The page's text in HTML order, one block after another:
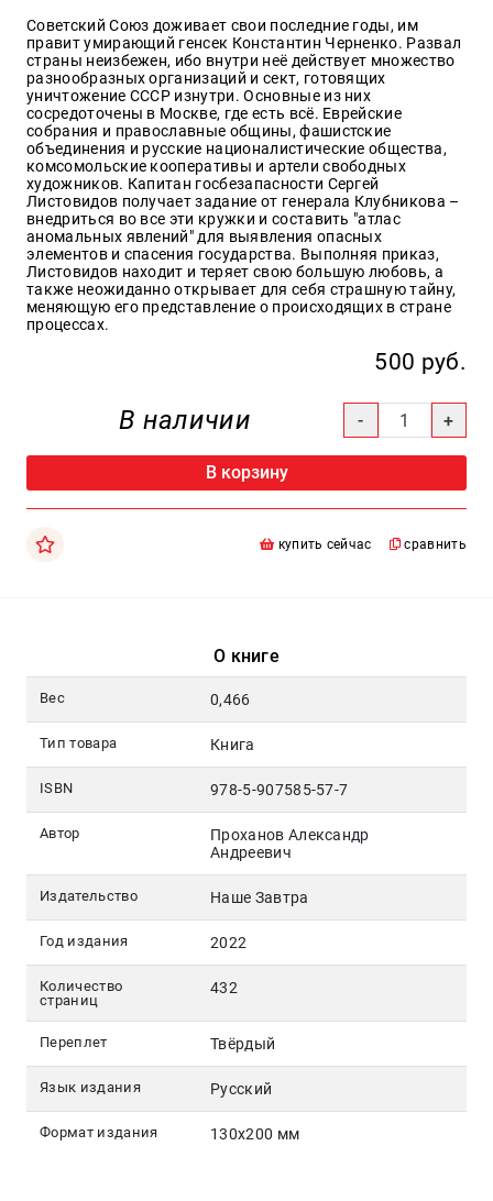
Советский Союз доживает свои последние годы, им
правит умирающий генсек Константин Черненко. Развал
страны неизбежен, ибо внутри неё действует множество
разнообразных организаций и сект, готовящих
уничтожение СССР изнутри. Основные из них
сосредоточены в Москве, где есть всё. Еврейские
собрания и православные общины, фашистские
объединения и русские националистические общества,
комсомольские кооперативы и артели свободных
художников. Капитан госбезапасности Сергей
Листовидов получает задание от генерала Клубникова –
внедриться во все эти кружки и составить "атлас
аномальных явлений" для выявления опасных
элементов и спасения государства. Выполняя приказ,
Листовидов находит и теряет свою большую любовь, а
также неожиданно открывает для себя страшную тайну,
меняющую его представление о происходящих в стране
процессах.
500 руб.
В наличии
В корзину
купить сейчас сравнить
О книге
Вес 0,466
Тип товара Книга
ISBN 978-5-907585-57-7
Автор
Проханов Александр
Андреевич
Издательство Наше Завтра
Год издания 2022
Количество
страниц
432
Переплет Твёрдый
Язык издания Русский
Формат издания 130х200 мм
Культура
и
Искусство
Поэзия
Кухня,
гастрономия,
кулинария
Оптовикам
Авторам
Контакты
pochta@den-